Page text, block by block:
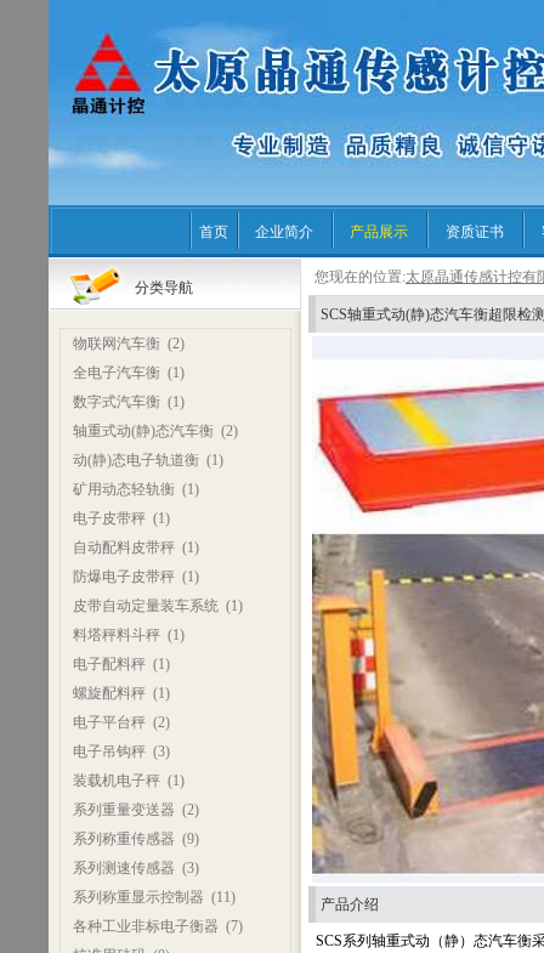
首页 企业简介 产品展示 资质证书
分类导航
物联网汽车衡(2)
全电子汽车衡(1)
数字式汽车衡(1)
轴重式动(静)态汽车衡(2)
动(静)态电子轨道衡(1)
矿用动态轻轨衡(1)
电子皮带秤(1)
自动配料皮带秤(1)
防爆电子皮带秤(1)
皮带自动定量装车系统(1)
料塔秤料斗秤(1)
电子配料秤(1)
螺旋配料秤(1)
电子平台秤(2)
电子吊钩秤(3)
装载机电子秤(1)
系列重量变送器 (2)
系列称重传感器 (9)
系列测速传感器 (3)
系列称重显示控制器 (11)
各种工业非标电子衡器 (7)
您现在的位置:太原晶通传感计控有
SCS轴重式动(静)态汽车衡超限检
产品介绍
SCS系列轴重式动（静）态汽车衡